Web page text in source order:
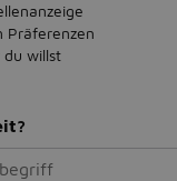
Präferenzen
du willst